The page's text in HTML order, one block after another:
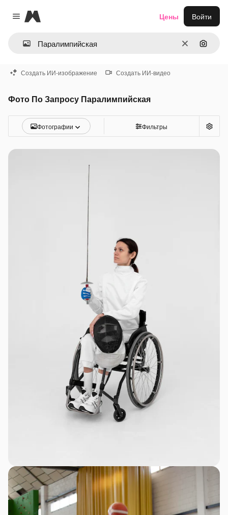
Close menu
Magnific
ОчиститьПоиск
Цены Войти
Создать ИИ-изображение Создать ИИ-видео
Фото По Запросу Паралимпийская
Фотографии Фильтры